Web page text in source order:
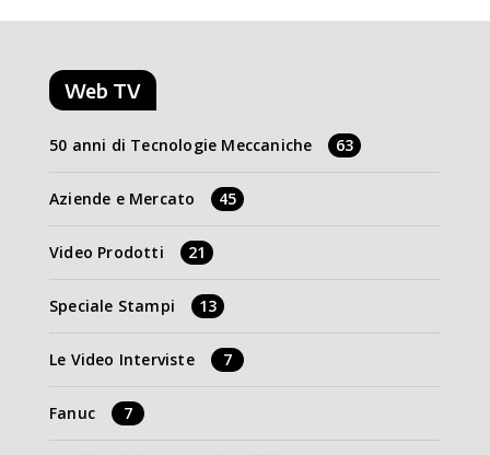
Web TV
50 anni di Tecnologie Meccaniche 63
Aziende e Mercato 45
Video Prodotti 21
Speciale Stampi 13
Le Video Interviste 7
Fanuc 7